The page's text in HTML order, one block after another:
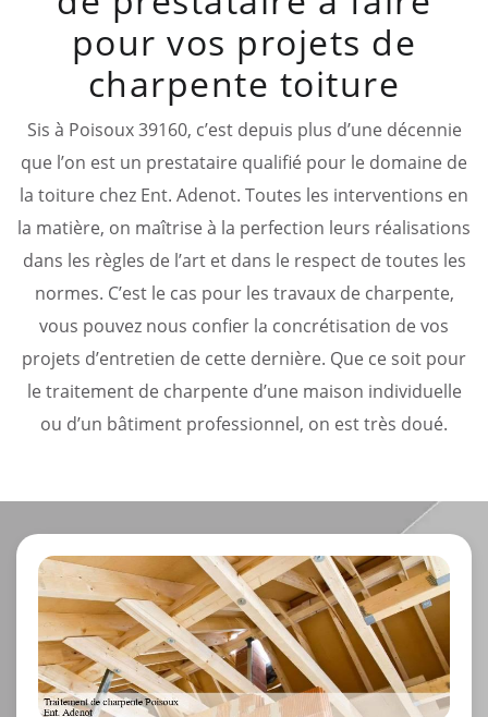
pour vos projets de
charpente toiture
Sis à Poisoux 39160, c’est depuis plus d’une décennie
que l’on est un prestataire qualifié pour le domaine de
la toiture chez Ent. Adenot. Toutes les interventions en
la matière, on maîtrise à la perfection leurs réalisations
dans les règles de l’art et dans le respect de toutes les
normes. C’est le cas pour les travaux de charpente,
vous pouvez nous confier la concrétisation de vos
projets d’entretien de cette dernière. Que ce soit pour
le traitement de charpente d’une maison individuelle
ou d’un bâtiment professionnel, on est très doué.